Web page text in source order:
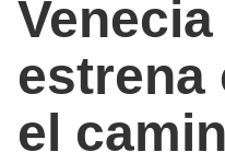
estrena
el